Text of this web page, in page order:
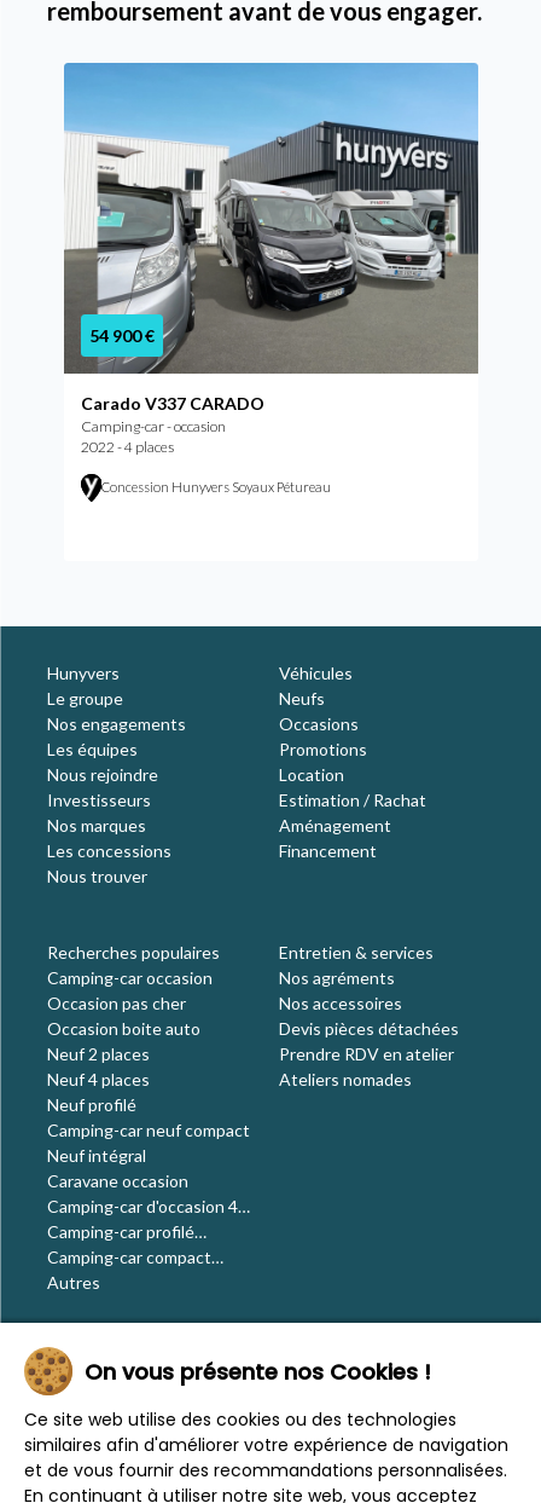
remboursement avant de vous engager.
54 900 €
Carado V337 CARADO
Camping-car - occasion
2022 - 4 places
Concession Hunyvers Soyaux Pétureau
Hunyvers
Le groupe
Nos engagements
Les équipes
Nous rejoindre
Investisseurs
Nos marques
Les concessions
Nous trouver
Véhicules
Neufs
Occasions
Promotions
Location
Estimation / Rachat
Aménagement
Financement
Recherches populaires
Camping-car occasion
Occasion pas cher
Occasion boite auto
Neuf 2 places
Neuf 4 places
Neuf profilé
Camping-car neuf compact
Neuf intégral
Caravane occasion
Camping-car d'occasion 4
places
Camping-car profilé
occasion
Camping-car compact
occasion
Autres
Entretien & services
Nos agréments
Nos accessoires
Devis pièces détachées
Prendre RDV en atelier
Ateliers nomades
Le blog
Actualités
Évènements
Nos conseils
Vos voyages
CaraMaps
On vous présente nos Cookies !
Ce site web utilise des cookies ou des technologies
similaires afin d'améliorer votre expérience de navigation
et de vous fournir des recommandations personnalisées.
En continuant à utiliser notre site web, vous acceptez